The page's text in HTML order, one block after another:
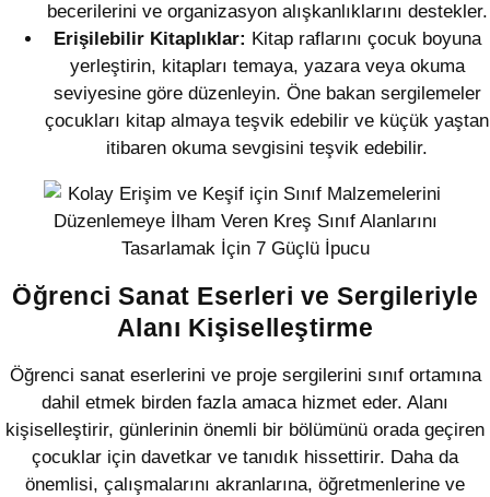
becerilerini ve organizasyon alışkanlıklarını destekler.
Erişilebilir Kitaplıklar: Kitap raflarını çocuk boyuna
yerleştirin, kitapları temaya, yazara veya okuma
seviyesine göre düzenleyin. Öne bakan sergilemeler
çocukları kitap almaya teşvik edebilir ve küçük yaştan
itibaren okuma sevgisini teşvik edebilir.
Öğrenci Sanat Eserleri ve Sergileriyle
Alanı Kişiselleştirme
Öğrenci sanat eserlerini ve proje sergilerini sınıf ortamına
dahil etmek birden fazla amaca hizmet eder. Alanı
kişiselleştirir, günlerinin önemli bir bölümünü orada geçiren
çocuklar için davetkar ve tanıdık hissettirir. Daha da
önemlisi, çalışmalarını akranlarına, öğretmenlerine ve